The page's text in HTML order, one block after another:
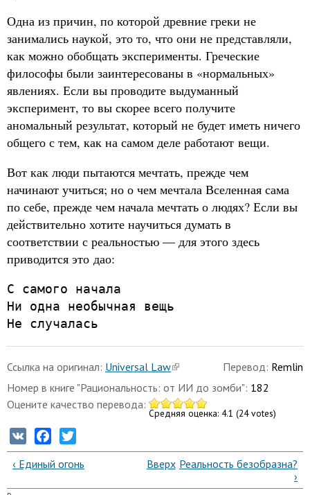
Одна из причин, по которой древние греки не
занимались наукой, это то, что они не представляли,
как можно обобщать эксперименты. Греческие
философы были заинтересованы в «нормальных»
явлениях. Если вы проводите выдуманный
эксперимент, то вы скорее всего получите
аномальный результат, который не будет иметь ничего
общего с тем, как на самом деле работают вещи.
Вот как люди пытаются мечтать, прежде чем
начинают учиться; но о чем мечтала Вселенная сама
по себе, прежде чем начала мечтать о людях? Если вы
действительно хотите научиться думать в
соответствии с реальностью — для этого здесь
приводится это дао:
С самого начала
Ни одна необычная вещь
Не случалась
Перевод: Remlin
Ссылка на оригинал: Universal Law
Номер в книге "Рациональность: от ИИ до зомби": 182
Оцените качество перевода:
Средняя оценка: 4.1 (24votes)
VK Facebook
‹ Единый огонь Вверх Реальность безобразна?
›